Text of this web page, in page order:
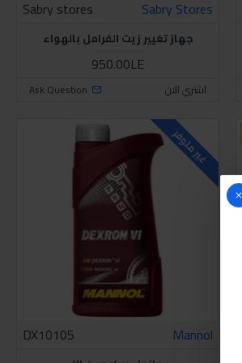
Sabry Stores
Sabry stores
جهاز تغيير زيت الفرامل بالهواء
950.00LE
اشتري الان Ask Question
غير متوفر
Mannol
DX10105